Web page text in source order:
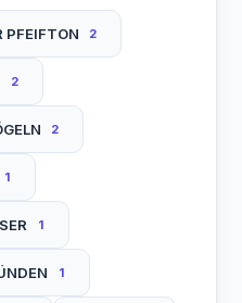
PFEIFTON 2
2
2
1
1
1